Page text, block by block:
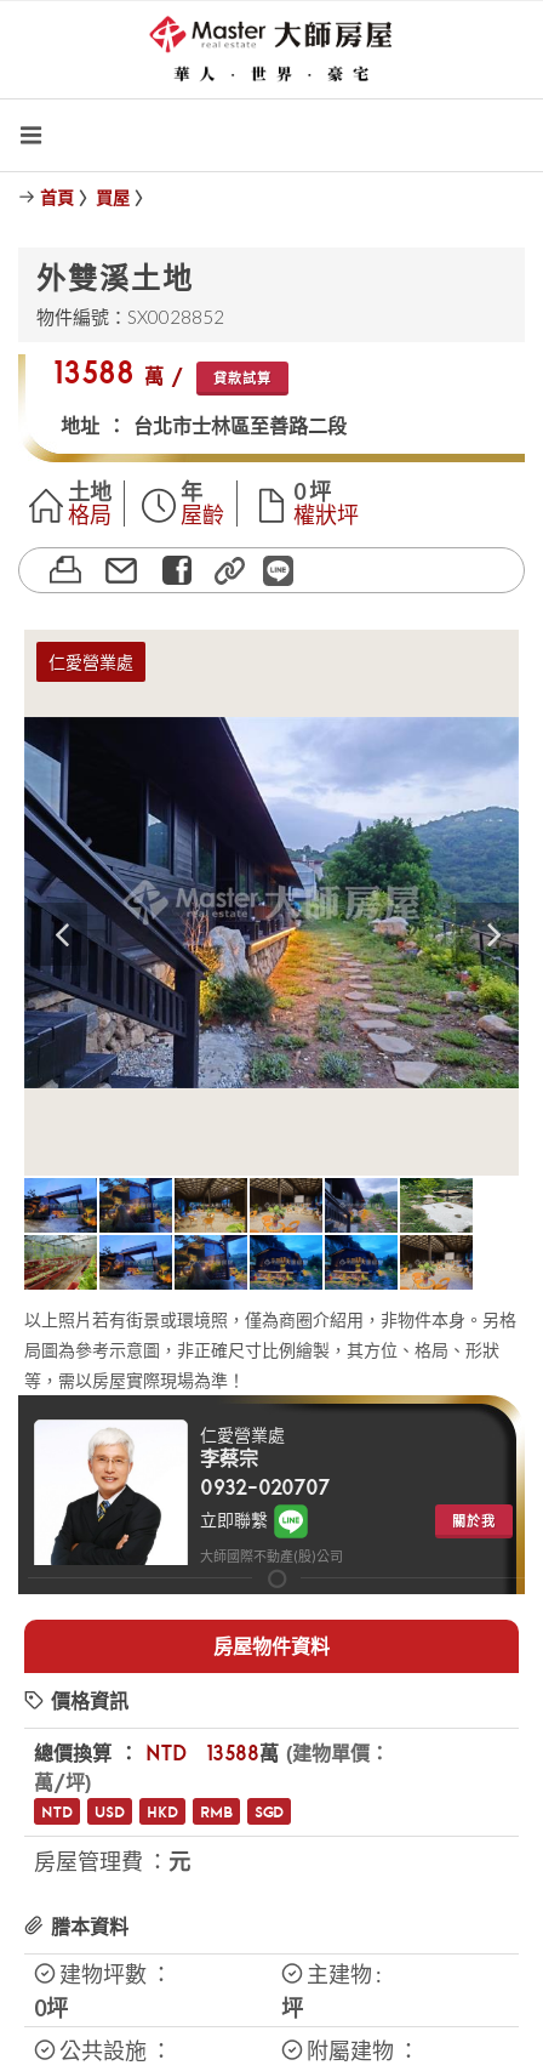
首頁 〉 買屋 〉
外雙溪土地
物件編號：SX0028852
$13588 萬 / 貸款試算
地址 ： 台北市士林區至善路二段
土地
格局
年
屋齡
0 坪
權狀坪
仁愛營業處
以上照片若有街景或環境照，僅為商圈介紹用，非物件本身。另格
局圖為參考示意圖，非正確尺寸比例繪製，其方位、格局、形狀
等，需以房屋實際現場為準！
仁愛營業處
李蔡宗
0932-020707
關於我
立即聯繫
大師國際不動產(股)公司
房屋物件資料
價格資訊
總價換算 ： NTD $13588萬 (建物單價：
萬/坪)
NTD USD HKD RMB SGD
房屋管理費 ： 元
謄本資料
建物坪數 ：
0坪
主建物 :
坪
公共設施 ：
附屬建物 ：